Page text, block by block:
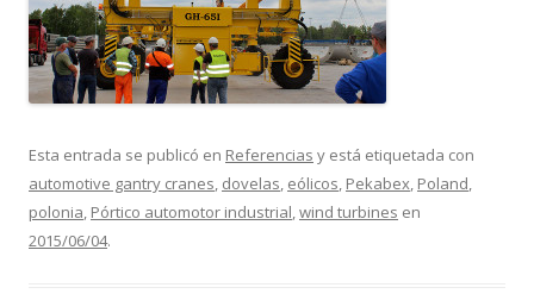
Esta entrada se publicó en Referencias y está etiquetada con
automotive gantry cranes, dovelas, eólicos, Pekabex, Poland,
polonia, Pórtico automotor industrial,wind turbines en
2015/06/04.